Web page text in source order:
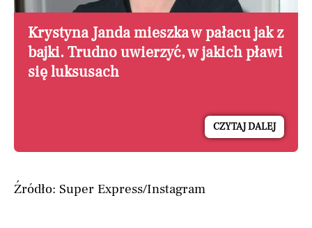
Krystyna Janda mieszka w pałacu jak z
bajki. Trudno uwierzyć, w jakich pławi
się luksusach
CZYTAJ DALEJ
Źródło: Super Express/Instagram